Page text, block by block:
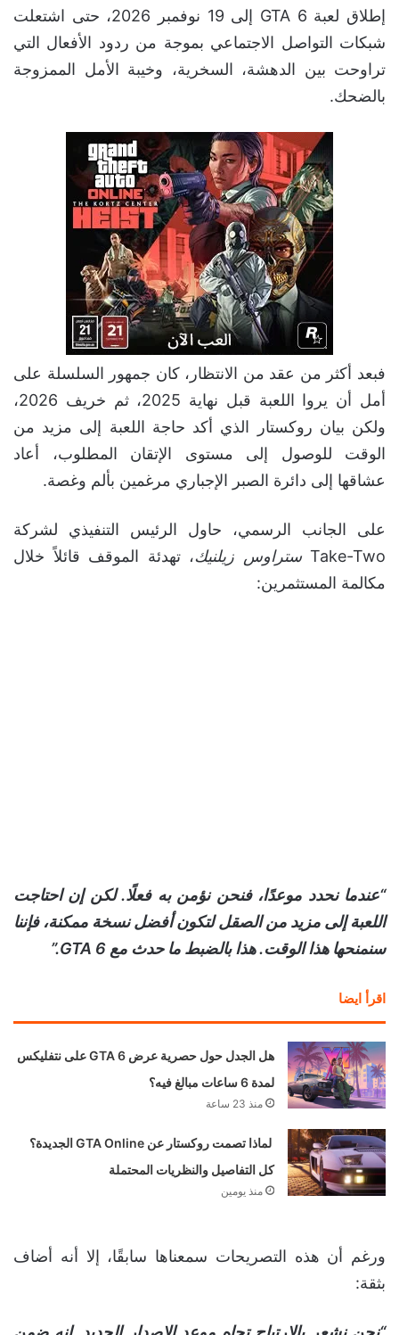
إطلاق لعبة GTA 6 إلى 19 نوفمبر 2026، حتى اشتعلت
شبكات التواصل الاجتماعي بموجة من ردود الأفعال التي
تراوحت بين الدهشة، السخرية، وخيبة الأمل الممزوجة
بالضحك.
فبعد أكثر من عقد من الانتظار، كان جمهور السلسلة على
أمل أن يروا اللعبة قبل نهاية 2025، ثم خريف 2026،
ولكن بيان روكستار الذي أكد حاجة اللعبة إلى مزيد من
الوقت للوصول إلى مستوى الإتقان المطلوب، أعاد
عشاقها إلى دائرة الصبر الإجباري مرغمين بألم وغصة.
على الجانب الرسمي، حاول الرئيس التنفيذي لشركة
Take-Two ستراوس زيلنيك، تهدئة الموقف قائلاً خلال
مكالمة المستثمرين:
“عندما نحدد موعدًا، فنحن نؤمن به فعلًا. لكن إن احتاجت
اللعبة إلى مزيد من الصقل لتكون أفضل نسخة ممكنة، فإننا
سنمنحها هذا الوقت. هذا بالضبط ما حدث مع GTA 6.”
اقرأ ايضا
هل الجدل حول حصرية عرض GTA 6 على نتفليكس
لمدة 6 ساعات مبالغ فيه؟
منذ 23 ساعة
لماذا تصمت روكستار عن GTA Online الجديدة؟
كل التفاصيل والنظريات المحتملة
منذ يومين
ورغم أن هذه التصريحات سمعناها سابقًا، إلا أنه أضاف
بثقة: